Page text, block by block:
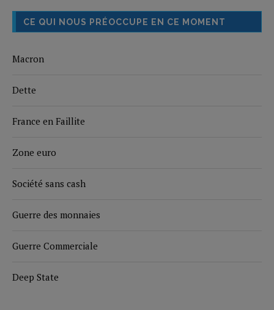
CE QUI NOUS PRÉOCCUPE EN CE MOMENT
Macron
Dette
France en Faillite
Zone euro
Société sans cash
Guerre des monnaies
Guerre Commerciale
Deep State